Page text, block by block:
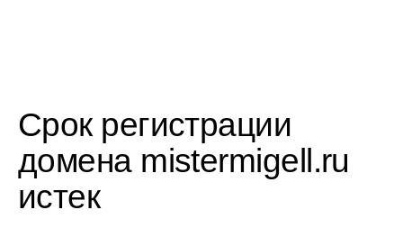
Срок регистрации
домена mistermigell.ru
истек